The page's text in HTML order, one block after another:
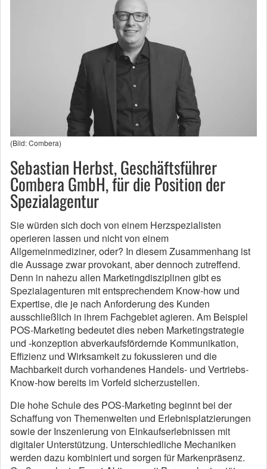
(Bild: Combera)
Sebastian Herbst, Geschäftsführer
Combera GmbH, für die Position der
Spezialagentur
Sie würden sich doch von einem Herzspezialisten
operieren lassen und nicht von einem
Allgemeinmediziner, oder? In diesem Zusammenhang ist
die Aussage zwar provokant, aber dennoch zutreffend.
Denn in nahezu allen Marketingdisziplinen gibt es
Spezialagenturen mit entsprechendem Know-how und
Expertise, die je nach Anforderung des Kunden
ausschließlich in ihrem Fachgebiet agieren. Am Beispiel
POS-Marketing bedeutet dies neben Marketingstrategie
und -konzeption abverkaufsfördernde Kommunikation,
Effizienz und Wirksamkeit zu fokussieren und die
Machbarkeit durch vorhandenes Handels- und Vertriebs-
Know-how bereits im Vorfeld sicherzustellen.
Die hohe Schule des POS-Marketing beginnt bei der
Schaffung von Themenwelten und Erlebnisplatzierungen
sowie der Inszenierung von Einkaufserlebnissen mit
digitaler Unterstützung. Unterschiedliche Mechaniken
werden dazu kombiniert und sorgen für Markenpräsenz.